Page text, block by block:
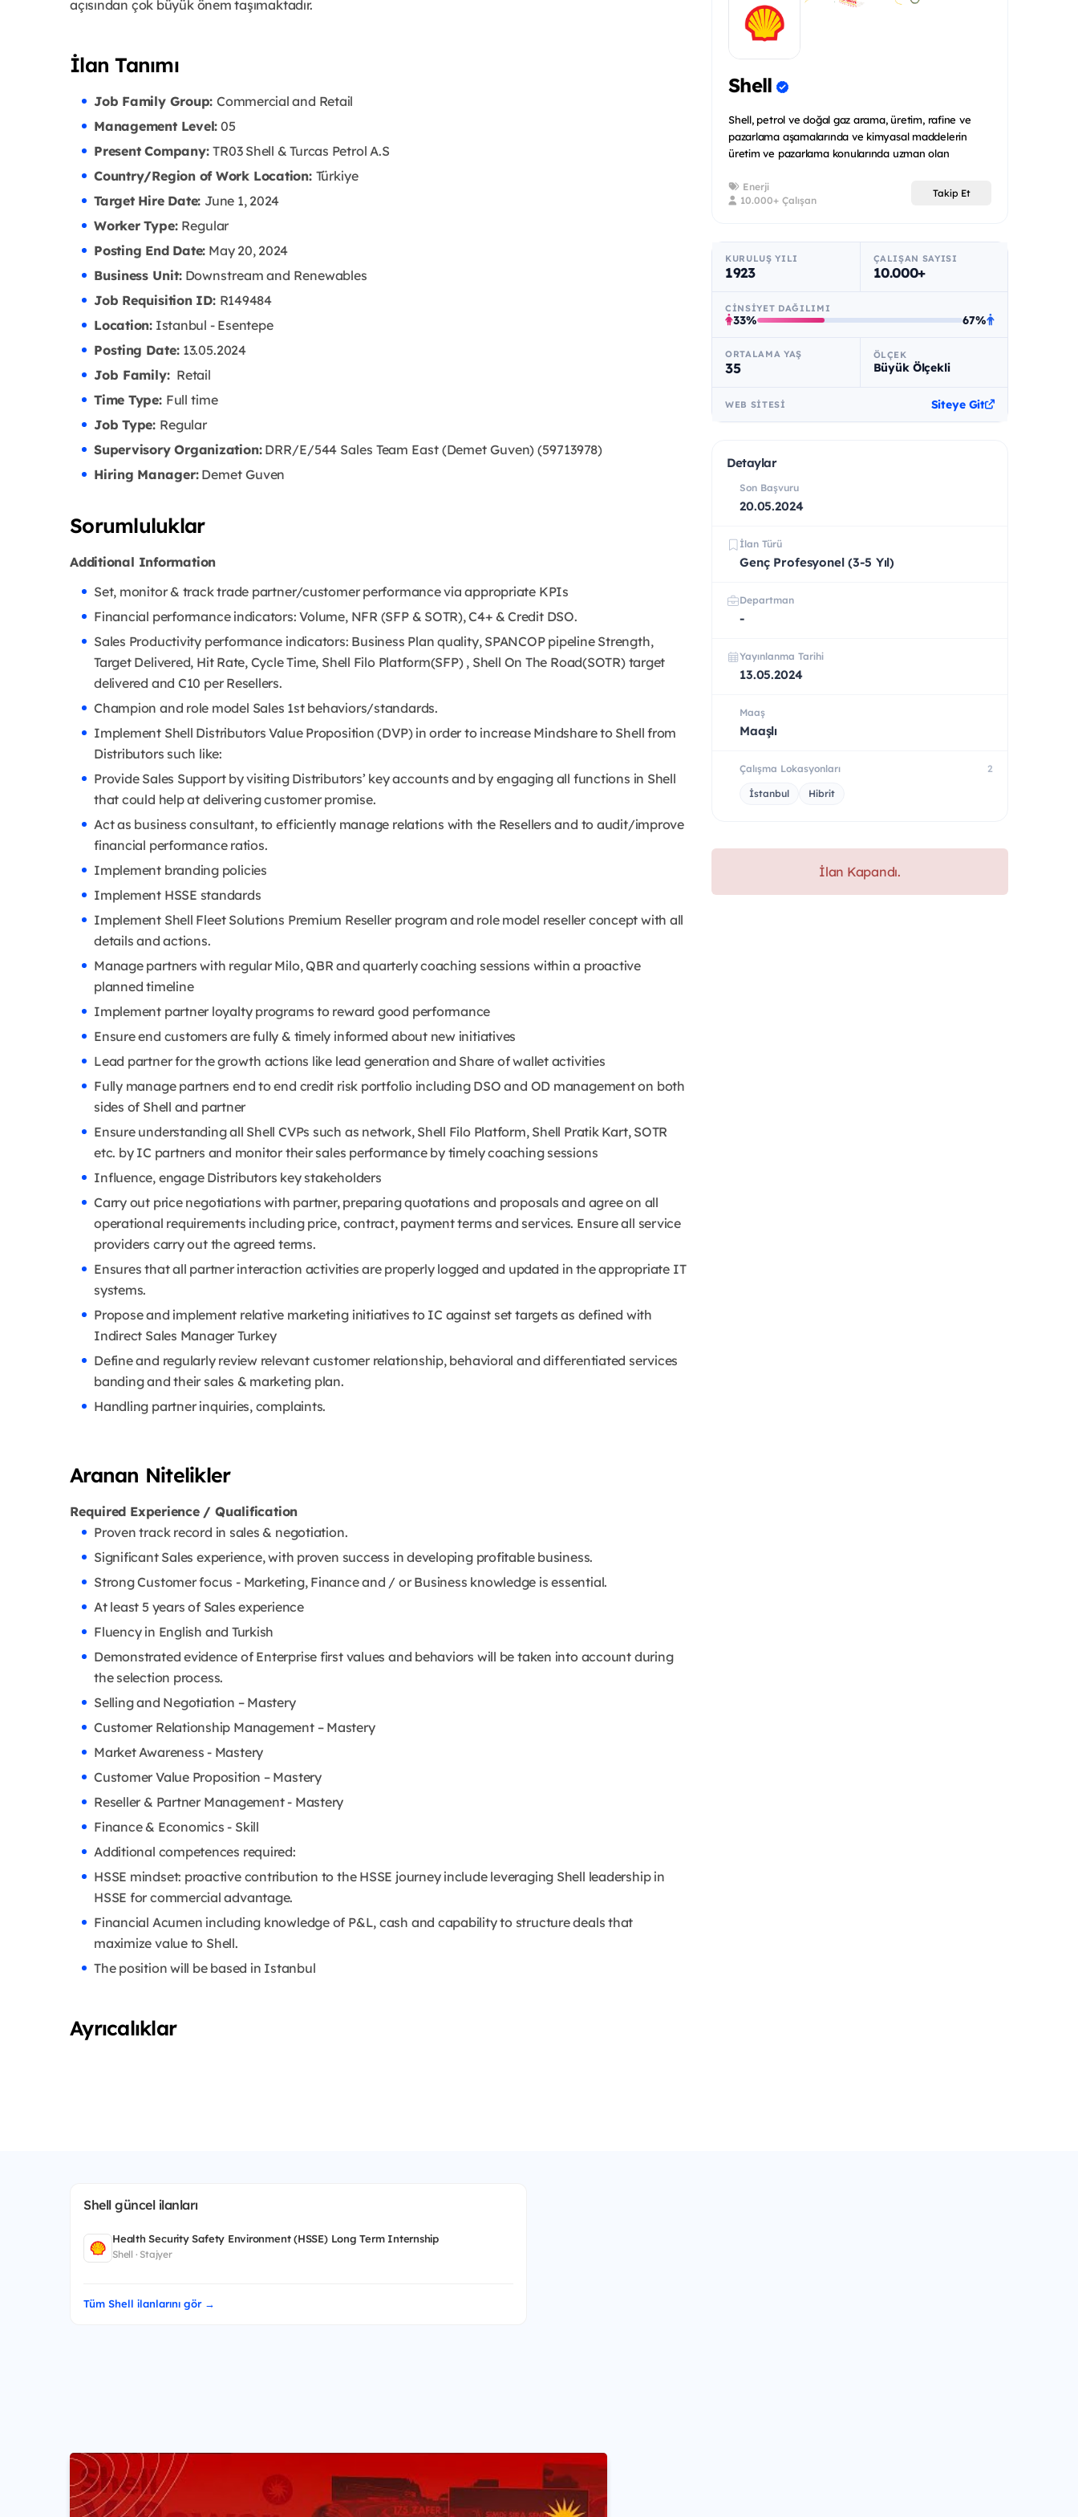
açısından çok büyük önem taşımaktadır.
İlan Tanımı
Job Family Group: Commercial and Retail
Management Level: 05
Present Company:TR03 Shell & Turcas Petrol A.S
Country/Region of Work Location: Türkiye
Target Hire Date: June 1, 2024
Worker Type: Regular
Posting End Date: May 20, 2024
Business Unit:Downstream and Renewables
Job Requisition ID: R149484
Location:Istanbul - Esentepe
Posting Date:13.05.2024
Job Family:Retail
Time Type: Full time
Job Type: Regular
Supervisory Organization:DRR/E/544 Sales Team East (Demet Guven) (59713978)
Hiring Manager:Demet Guven
Sorumluluklar
Additional Information
Set, monitor & track trade partner/customer performance via appropriate KPIs
Financial performance indicators: Volume, NFR (SFP & SOTR), C4+ & Credit DSO.
Sales Productivity performance indicators: Business Plan quality, SPANCOP pipeline Strength,
Target Delivered, Hit Rate, Cycle Time, Shell Filo Platform(SFP) , Shell On The Road(SOTR) target
delivered and C10 per Resellers.
Champion and role model Sales 1st behaviors/standards.
Implement Shell Distributors Value Proposition (DVP) in order to increase Mindshare to Shell from
Distributors such like:
Provide Sales Support by visiting Distributors’ key accounts and by engaging all functions in Shell
that could help at delivering customer promise.
Act as business consultant, to efficiently manage relations with the Resellers and to audit/improve
financial performance ratios.
Implement branding policies
Implement HSSE standards
Implement Shell Fleet Solutions Premium Reseller program and role model reseller concept with all
details and actions.
Manage partners with regular Milo, QBR and quarterly coaching sessions within a proactive
planned timeline
Implement partner loyalty programs to reward good performance
Ensure end customers are fully & timely informed about new initiatives
Lead partner for the growth actions like lead generation and Share of wallet activities
Fully manage partners end to end credit risk portfolio including DSO and OD management on both
sides of Shell and partner
Ensure understanding all Shell CVPs such as network, Shell Filo Platform, Shell Pratik Kart, SOTR
etc. by IC partners and monitor their sales performance by timely coaching sessions
Influence, engage Distributors key stakeholders
Carry out price negotiations with partner, preparing quotations and proposals and agree on all
operational requirements including price, contract, payment terms and services. Ensure all service
providers carry out the agreed terms.
Ensures that all partner interaction activities are properly logged and updated in the appropriate IT
systems.
Propose and implement relative marketing initiatives to IC against set targets as defined with
Indirect Sales Manager Turkey
Define and regularly review relevant customer relationship, behavioral and differentiated services
banding and their sales & marketing plan.
Handling partner inquiries, complaints.
Aranan Nitelikler
Required Experience / Qualification
Proven track record in sales & negotiation.
Significant Sales experience, with proven success in developing profitable business.
Strong Customer focus - Marketing, Finance and / or Business knowledge is essential.
At least 5 years of Sales experience
Fluency in English and Turkish
Demonstrated evidence of Enterprise first values and behaviors will be taken into account during
the selection process.
Selling and Negotiation – Mastery
Customer Relationship Management – Mastery
Market Awareness - Mastery
Customer Value Proposition – Mastery
Reseller & Partner Management - Mastery
Finance & Economics - Skill
Additional competences required:
HSSE mindset: proactive contribution to the HSSE journey include leveraging Shell leadership in
HSSE for commercial advantage.
Financial Acumen including knowledge of P&L, cash and capability to structure deals that
maximize value to Shell.
The position will be based in Istanbul
Ayrıcalıklar
Shell
Shell, petrol ve doğal gaz arama, üretim, rafine ve
pazarlama aşamalarında ve kimyasal maddelerin
üretim ve pazarlama konularında uzman olan
Enerji
10.000+ Çalışan
Takip Et
KURULUŞ YILI
1923
ÇALIŞAN SAYISI
10.000+
CINSIYET DAĞILIMI
33% 67%
ORTALAMA YAŞ
35
ÖLÇEK
Büyük Ölçekli
WEB SITESI Siteye Git
Detaylar
Son Başvuru
20.05.2024
İlan Türü
Genç Profesyonel (3-5 Yıl)
Departman
-
Yayınlanma Tarihi
13.05.2024
Maaş
Maaşlı
Çalışma Lokasyonları 2
İstanbul Hibrit
İlan Kapandı.
Shell güncel ilanları
Health Security Safety Environment (HSSE) Long Term Internship
Shell · Stajyer
Tüm Shell ilanlarını gör →